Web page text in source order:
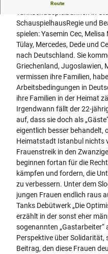
Route
SchauspielhausRegie und
spielen: Yasemin Cec, Melisa
Tülay, Mercedes, Dede und
nach Deutschland. Sie
Griechenland, Jugoslawien,
vermissen ihre Familien,
Arbeitsbedingungen in
ihre Familien in der Heimat
Irgendwann fällt der 22-
auf, dass sie doch als
eigentlich besser behandelt,
Heimatstadt Istanbul nichts
Frauenstreik in den
beginnen fortan für die
kämpfen und fordern, die
zu verbessern. Unter dem
jungen Frauen endlich raus
Tanks Debütwerk „Die
erzählt in der sonst eher
sogenannten „Gastarbeiter“
Perspektive über Solidarität,
Beitrag, den diese Frauen